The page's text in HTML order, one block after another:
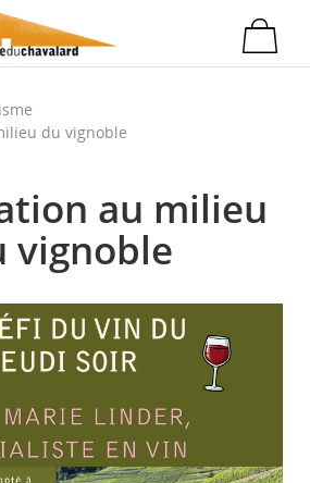
du vignoble
au milieu
vignoble